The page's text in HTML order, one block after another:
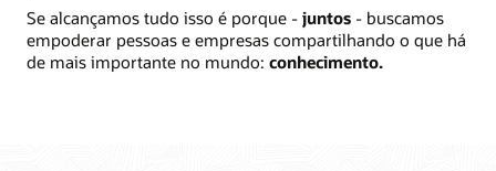
Se alcançamos tudo isso é porque - juntos - buscamos
empoderar pessoas e empresas compartilhando o que há
de mais importante no mundo: conhecimento.